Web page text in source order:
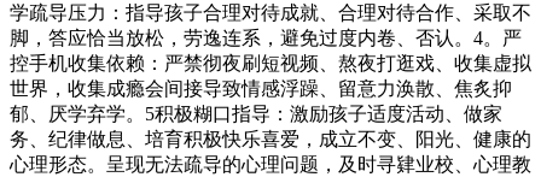
学疏导压力：指导孩子合理对待成就、合理对待合作、采取不
脚，答应恰当放松，劳逸连系，避免过度内卷、否认。4。严
控手机收集依赖：严禁彻夜刷短视频、熬夜打逛戏、收集虚拟
世界，收集成瘾会间接导致情感浮躁、留意力涣散、焦炙抑
郁、厌学弃学。5积极糊口指导：激励孩子适度活动、做家
务、纪律做息、培育积极快乐喜爱，成立不变、阳光、健康的
心理形态。呈现无法疏导的心理问题，及时寻肄业校、心理教